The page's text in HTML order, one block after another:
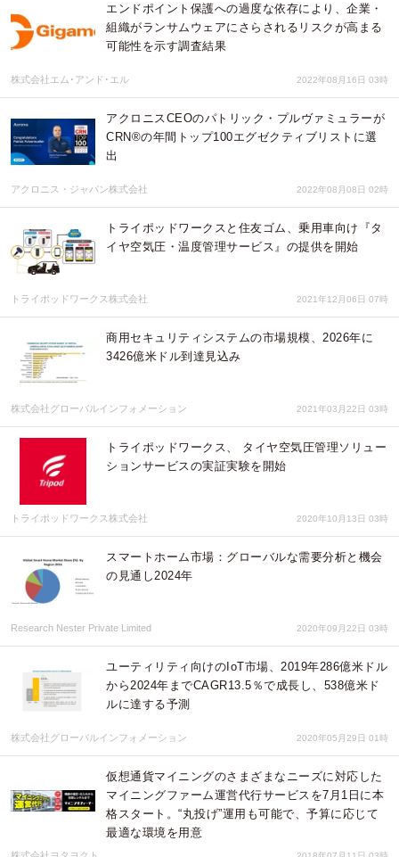
エンドポイント保護への過度な依存により、企業・
組織がランサムウェアにさらされるリスクが高まる
可能性を示す調査結果
株式会社エム･アンド･エル 2022年08月16日 03時
アクロニスCEOのパトリック・プルヴァミュラーが
CRN®の年間トップ100エグゼクティブリストに選
出
アクロニス・ジャパン株式会社 2022年08月08日 02時
トライポッドワークスと住友ゴム、乗用車向け『タ
イヤ空気圧・温度管理サービス』の提供を開始
トライポッドワークス株式会社 2021年12月06日 07時
商用セキュリティシステムの市場規模、2026年に
3426億米ドル到達見込み
株式会社グローバルインフォメーション 2021年03月22日 03時
トライポッドワークス、 タイヤ空気圧管理ソリュー
ションサービスの実証実験を開始
トライポッドワークス株式会社 2020年10月13日 03時
スマートホーム市場：グローバルな需要分析と機会
の見通し2024年
Research Nester Private Limited 2020年09月22日 03時
ユーティリティ向けのIoT市場、2019年286億米ドル
から2024年までCAGR13.5％で成長し、538億米ド
ルに達する予測
株式会社グローバルインフォメーション 2020年05月29日 01時
仮想通貨マイニングのさまざまなニーズに対応した
マイニングファーム運営代行サービスを7月1日に本
格スタート。“丸投げ”運用も可能で、予算に応じて
最適な環境を用意